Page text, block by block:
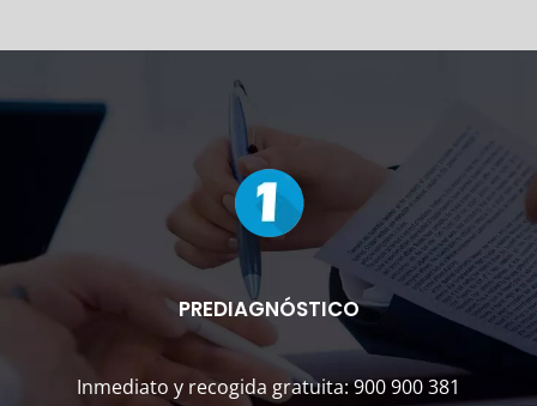
PREDIAGNÓSTICO
Inmediato y recogida gratuita: 900 900 381